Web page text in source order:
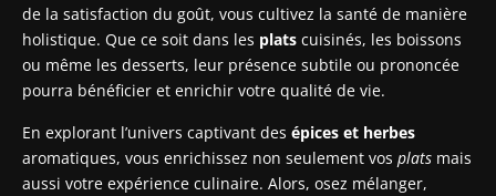
de la satisfaction du goût, vous cultivez la santé de manière
holistique. Que ce soit dans les plats cuisinés, les boissons
ou même les desserts, leur présence subtile ou prononcée
pourra bénéficier et enrichir votre qualité de vie.
En explorant l’univers captivant des épices et herbes
aromatiques, vous enrichissez non seulement vos plats mais
aussi votre expérience culinaire. Alors, osez mélanger,